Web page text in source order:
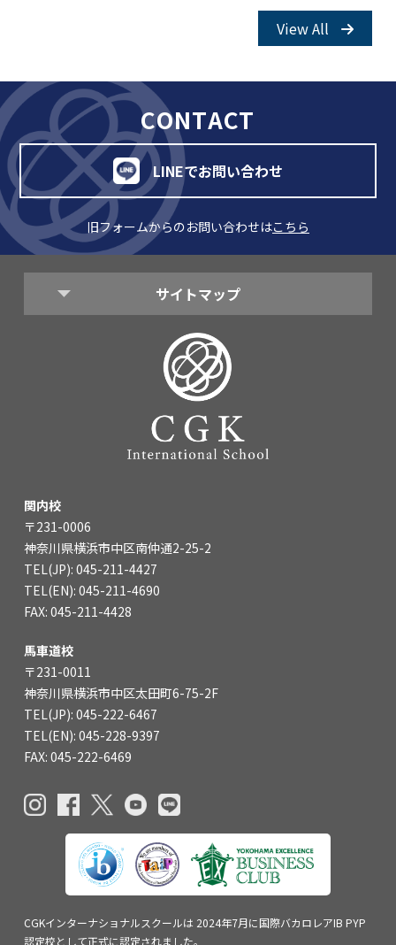
View All
CONTACT
LINEでお問い合わせ
旧フォームからのお問い合わせはこちら
サイトマップ
関内校
〒231-0006
神奈川県横浜市中区南仲通2-25-2
TEL(JP): 045-211-4427
TEL(EN): 045-211-4690
FAX: 045-211-4428
馬車道校
〒231-0011
神奈川県横浜市中区太田町6-75-2F
TEL(JP): 045-222-6467
TEL(EN): 045-228-9397
FAX: 045-222-6469
CGKインターナショナルスクールは 2024年7月に国際バカロレアIB PYP
認定校として正式に認定されました。